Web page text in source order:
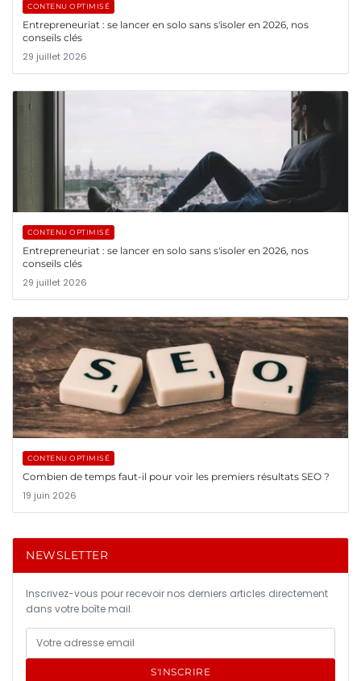
CONTENU OPTIMISÉ
Entrepreneuriat : se lancer en solo sans s'isoler en 2026, nos
conseils clés
29 juillet 2026
CONTENU OPTIMISÉ
Entrepreneuriat : se lancer en solo sans s'isoler en 2026, nos
conseils clés
29 juillet 2026
CONTENU OPTIMISÉ
Combien de temps faut-il pour voir les premiers résultats SEO ?
19 juin 2026
NEWSLETTER
Inscrivez-vous pour recevoir nos derniers articles directement
dans votre boîte mail.
S'INSCRIRE